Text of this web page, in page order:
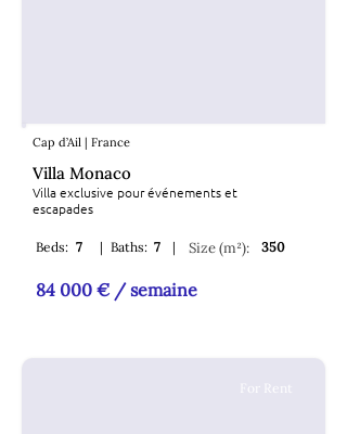
Cap d’Ail | France
Villa Monaco
Villa exclusive pour événements et
escapades
Beds: 7 | Baths: 7 | Size (m²): 350
84 000 € / semaine
For Rent